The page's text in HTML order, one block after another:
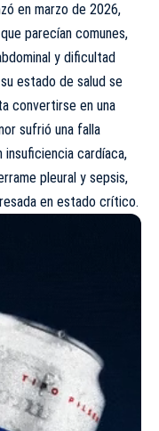
en marzo de 2026,
parecían comunes,
y dificultad
estado de salud se
convertirse en una
sufrió una falla
insuficiencia cardíaca,
pleural y sepsis,
en estado crítico.